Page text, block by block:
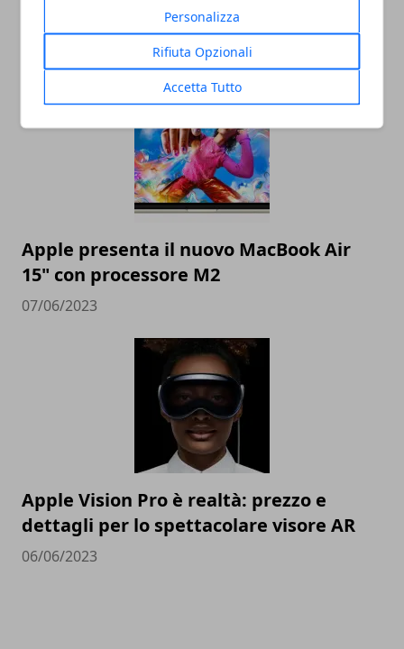
Personalizza
Rifiuta Opzionali
Accetta Tutto
tvOS 17 avrà le VPN nativa su Apple TV
Apple presenta il nuovo MacBook Air
15" con processore M2
07/06/2023
Apple Vision Pro è realtà: prezzo e
dettagli per lo spettacolare visore AR
06/06/2023